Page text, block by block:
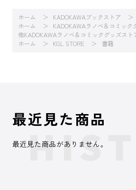
ホーム KADOKAWAブックストア
ホーム
KADOKAWAラノベ＆コミック
他KADOKAWAラノベ＆コミックグッズスト
ホーム
KGL STORE 書籍
最近見た商品
最近見た商品がありません。